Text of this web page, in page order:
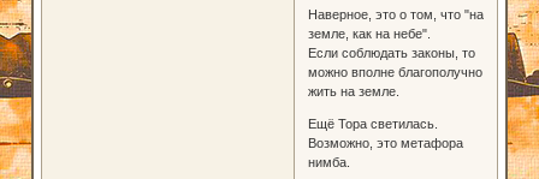
Наверное, это о том, что "на
земле, как на небе".
Если соблюдать законы, то
можно вполне благополучно
жить на земле.
Ещё Тора светилась.
Возможно, это метафора
нимба.